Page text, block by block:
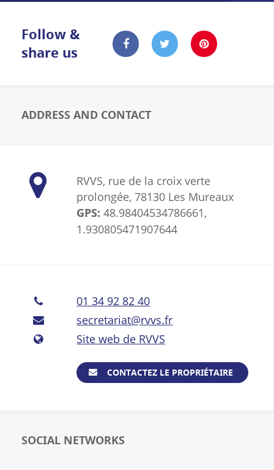
Follow &
share us
ADDRESS AND CONTACT
RVVS, rue de la croix verte
prolongée, 78130 Les Mureaux
GPS:48.98404534786661,
1.930805471907644
01 34 92 82 40
secretariat@rvvs.fr
Site web de RVVS
CONTACTEZ LE PROPRIÉTAIRE
SOCIAL NETWORKS